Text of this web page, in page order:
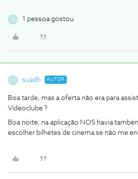
S 1 pessoa gostou
S suadh AUTOR
Boa tarde, mas a oferta não era para
Videoclube ?
Boa noite, na aplicação NOS havia
escolher bilhetes de cinema se não me